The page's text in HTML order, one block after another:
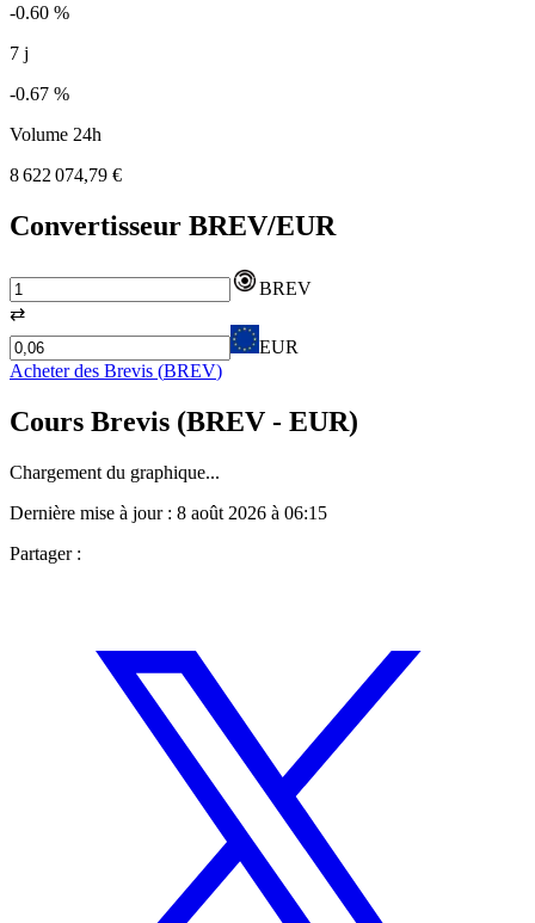
-0.60 %
7 j
-0.67 %
Volume 24h
8 622 074,79 €
Convertisseur BREV/EUR
BREV
⇄
EUR
Acheter des Brevis (BREV)
Cours Brevis (BREV - EUR)
Chargement du graphique...
Dernière mise à jour : 8 août 2026 à 06:15
Partager :